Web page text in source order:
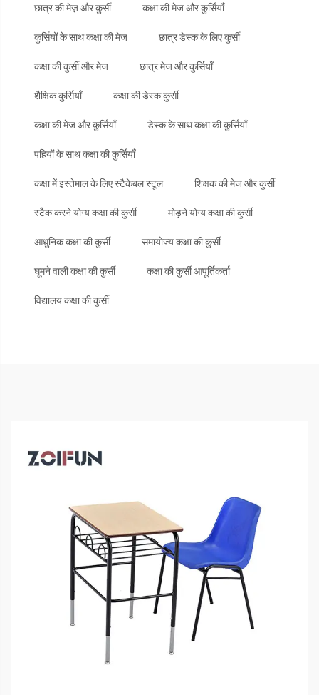
छात्र की मेज़ और कुर्सी कक्षा की मेज और कुर्सियाँ
कुर्सियों के साथ कक्षा की मेज छात्र डेस्क के लिए कुर्सी
कक्षा की कुर्सी और मेज छात्र मेज और कुर्सियाँ
शैक्षिक कुर्सियाँ कक्षा की डेस्क कुर्सी
कक्षा की मेज और कुर्सियाँ डेस्क के साथ कक्षा की कुर्सियाँ
पहियों के साथ कक्षा की कुर्सियाँ
कक्षा में इस्तेमाल के लिए स्टैकेबल स्टूल शिक्षक की मेज और कुर्सी
स्टैक करने योग्य कक्षा की कुर्सी मोड़ने योग्य कक्षा की कुर्सी
आधुनिक कक्षा की कुर्सी समायोज्य कक्षा की कुर्सी
घूमने वाली कक्षा की कुर्सी कक्षा की कुर्सी आपूर्तिकर्ता
विद्यालय कक्षा की कुर्सी